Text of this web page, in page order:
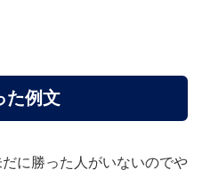
た例文
に勝った人がいないのでや